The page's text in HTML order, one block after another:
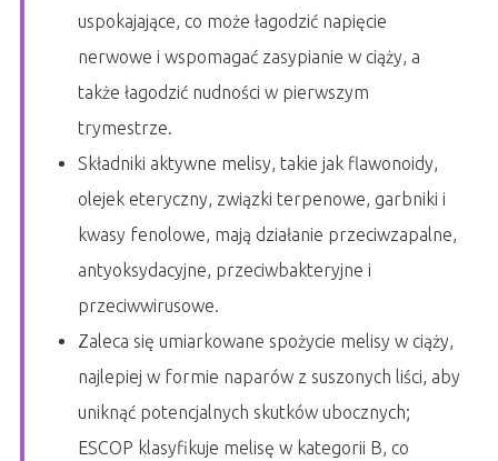
uspokajające, co może łagodzić napięcie
nerwowe i wspomagać zasypianie w ciąży, a
także łagodzić nudności w pierwszym
trymestrze.
Składniki aktywne melisy, takie jak flawonoidy,
olejek eteryczny, związki terpenowe, garbniki i
kwasy fenolowe, mają działanie przeciwzapalne,
antyoksydacyjne, przeciwbakteryjne i
przeciwwirusowe.
Zaleca się umiarkowane spożycie melisy w ciąży,
najlepiej w formie naparów z suszonych liści, aby
uniknąć potencjalnych skutków ubocznych;
ESCOP klasyfikuje melisę w kategorii B, co